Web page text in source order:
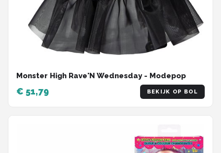
Monster High Rave'N Wednesday - Modepop
€ 51,79 BEKIJK OP BOL